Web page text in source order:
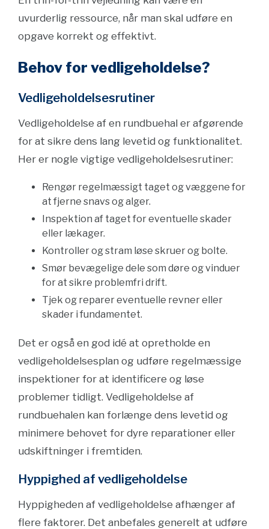
uvurderlig ressource, når man skal udføre en
opgave korrekt og effektivt.
Behov for vedligeholdelse?
Vedligeholdelsesrutiner
Vedligeholdelse af en rundbuehal er afgørende
for at sikre dens lang levetid og funktionalitet.
Her er nogle vigtige vedligeholdelsesrutiner:
Rengør regelmæssigt taget og væggene for
at fjerne snavs og alger.
Inspektion af taget for eventuelle skader
eller lækager.
Kontroller og stram løse skruer og bolte.
Smør bevægelige dele som døre og vinduer
for at sikre problemfri drift.
Tjek og reparer eventuelle revner eller
skader i fundamentet.
Det er også en god idé at opretholde en
vedligeholdelsesplan og udføre regelmæssige
inspektioner for at identificere og løse
problemer tidligt. Vedligeholdelse af
rundbuehalen kan forlænge dens levetid og
minimere behovet for dyre reparationer eller
udskiftninger i fremtiden.
Hyppighed af vedligeholdelse
Hyppigheden af vedligeholdelse afhænger af
flere faktorer. Det anbefales generelt at udføre